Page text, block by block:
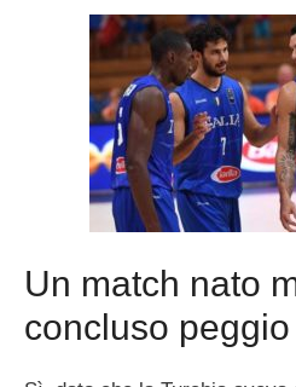
Un match nato
concluso peggio